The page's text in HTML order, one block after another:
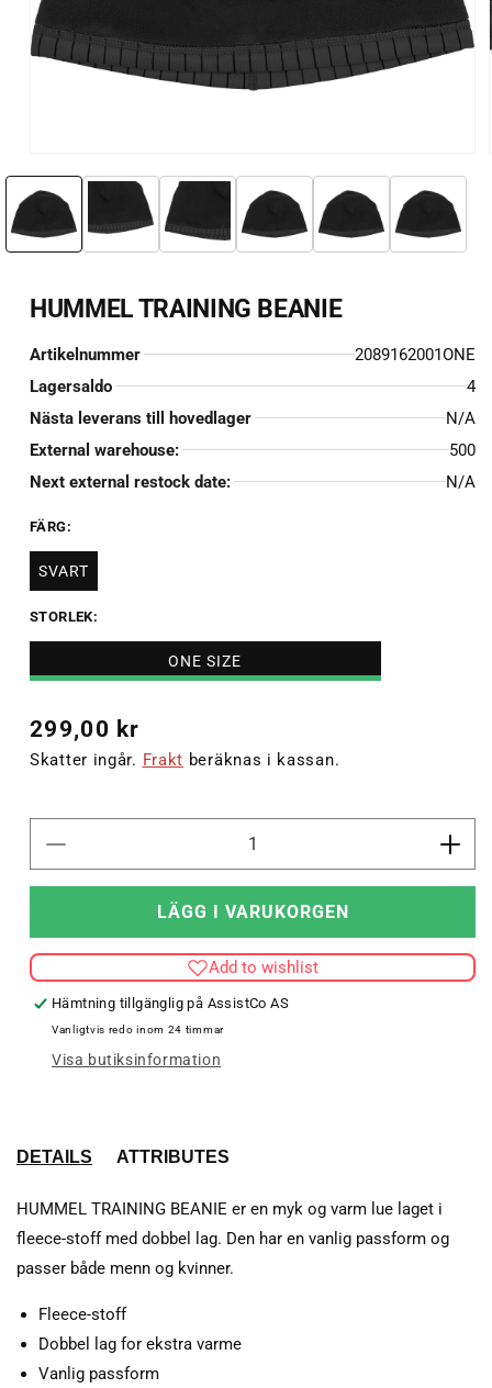
mediet
1
modalfönster
HUMMEL TRAINING BEANIE
Artikelnummer
2089162001ONE
Lagersaldo
4
Nästa leverans till hovedlager
N/A
External warehouse:
500
Next external restock date:
N/A
FÄRG:
SVART
STORLEK:
ONE SIZE
Ordinarie
pris
299,00 kr
Skatter ingår. Frakt beräknas i kassan.
kvantitet
Öka
LÄGG I VARUKORGEN
Add to wishlist
Hämtning tillgänglig på AssistCo AS
Vanligtvis redo inom 24 timmar
Visa butiksinformation
DETAILS ATTRIBUTES
HUMMEL TRAINING BEANIE er en myk og varm lue laget i
fleece-stoff med dobbel lag. Den har en vanlig passform og
passer både menn og kvinner.
Fleece-stoff
Dobbel lag for ekstra varme
Vanlig passform